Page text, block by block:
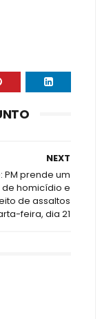
NEXT
PM prende um
homicídio e
de assaltos
feira, dia 21